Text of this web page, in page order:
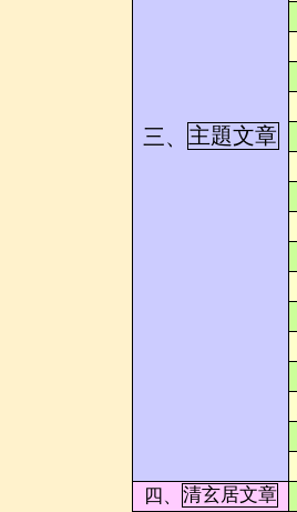
三、 主題文章
四、 清玄居文章